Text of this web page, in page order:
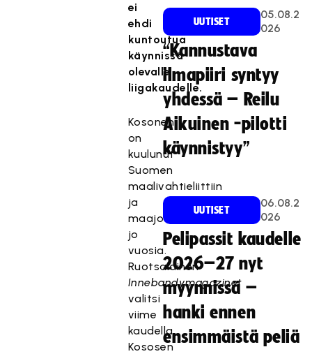
ei
ehdi
kuntoutua
käynnissä
olevalle
liigakaudelle.
Kosonen
on
kuulunut
Suomen
maalivahtieliittiin
ja
maajoukkuemiehistöön
jo
vuosia.
Ruotsalainen
Innebandymagazinet
valitsi
viime
kaudella
Kososen
UUTISET
05.08.2
026
“Kannustava
ilmapiiri syntyy
yhdessä – Reilu
Aikuinen -pilotti
käynnistyy”
UUTISET
06.08.2
026
Pelipassit kaudelle
2026–27 nyt
myynnissä –
hanki ennen
ensimmäistä peliä